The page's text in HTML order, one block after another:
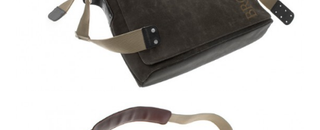
KUWAHARA（クワハラ）
MASI（マージ）
PASHLEY（パシュレー）
RITEWAY（ライトウェイ）